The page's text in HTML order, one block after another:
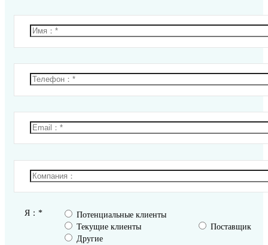
Я：*
Потенциальные клиенты
Текущие клиенты
Поставщик
Другие